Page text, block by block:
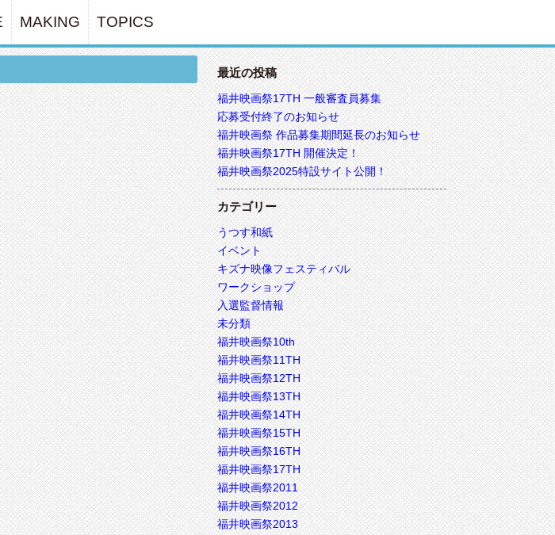
MAKING TOPICS
最近の投稿
福井映画祭17TH 一般審査員募集
応募受付終了のお知らせ
福井映画祭 作品募集期間延長のお知らせ
福井映画祭17TH 開催決定！
福井映画祭2025特設サイト公開！
カテゴリー
うつす和紙
イベント
キズナ映像フェスティバル
ワークショップ
入選監督情報
未分類
福井映画祭10th
福井映画祭11TH
福井映画祭12TH
福井映画祭13TH
福井映画祭14TH
福井映画祭15TH
福井映画祭16TH
福井映画祭17TH
福井映画祭2011
福井映画祭2012
福井映画祭2013